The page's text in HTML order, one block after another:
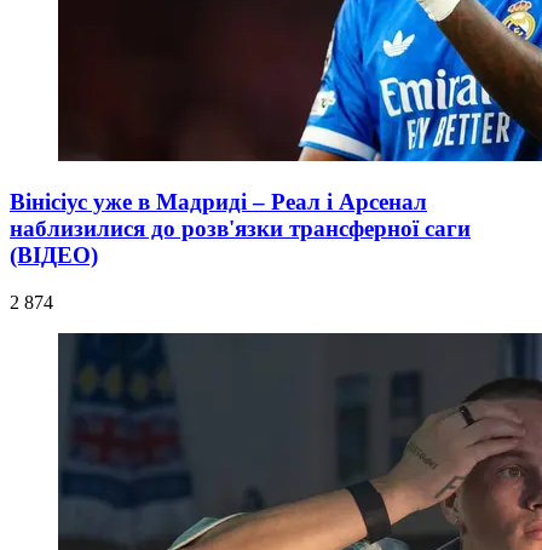
Вінісіус уже в Мадриді – Реал і Арсенал
наблизилися до розв'язки трансферної саги
(ВІДЕО)
2 874